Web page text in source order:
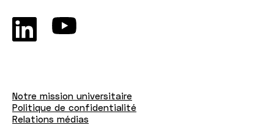
Notre mission universitaire
Politique de confidentialité
Relations médias